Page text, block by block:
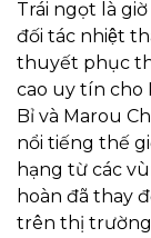
Trái ngọt là
đối tác nhiệt
thuyết phục
cao uy tín cho
Bỉ và Marou
nổi tiếng thế
hạng từ các
hoàn đã thay
trên thị